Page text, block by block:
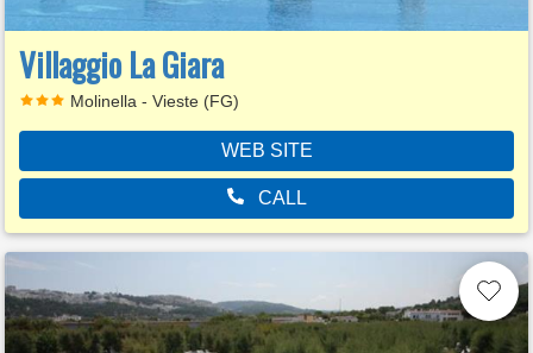
Villaggio La Giara
Molinella - Vieste (FG)
WEB SITE
CALL